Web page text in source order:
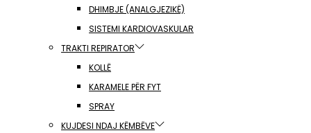
DHIMBJE (ANALGJEZIKË)
SISTEMI KARDIOVASKULAR
TRAKTI REPIRATOR
KOLLË
KARAMELE PËR FYT
SPRAY
KUJDESI NDAJ KËMBËVE